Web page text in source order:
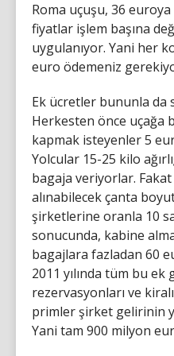
Roma uçuşu, 36 euroya
fiyatlar işlem başına
uygulanıyor. Yani her
euro ödemeniz
Ek ücretler bununla da
Herkesten önce uçağa
kapmak isteyenler 5
Yolcular 15-25 kilo
bagaja veriyorlar.
alınabilecek çanta
şirketlerine oranla 10
sonucunda, kabine
bagajlara fazladan 60
2011 yılında tüm bu
rezervasyonları ve
primler şirket gelirinin
Yani tam 900 milyon